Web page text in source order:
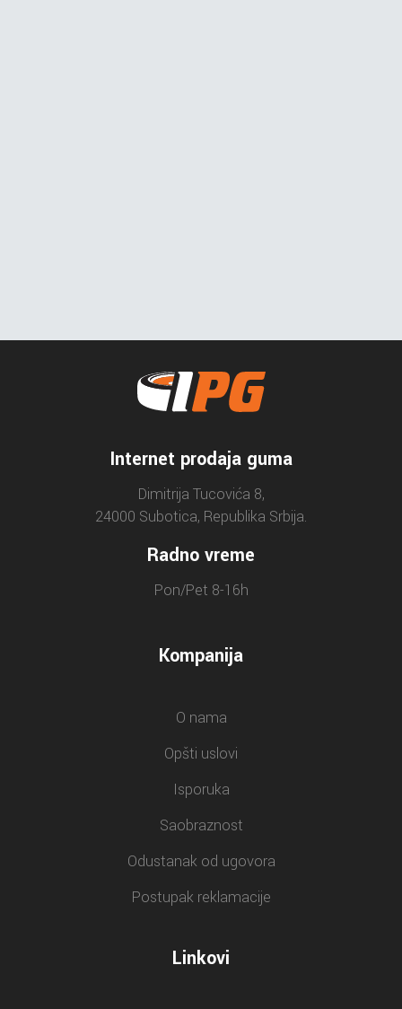
Internet prodaja guma
Dimitrija Tucovića 8,
24000 Subotica, Republika Srbija.
Radno vreme
Pon/Pet 8-16h
Kompanija
O nama
Opšti uslovi
Isporuka
Saobraznost
Odustanak od ugovora
Postupak reklamacije
Linkovi